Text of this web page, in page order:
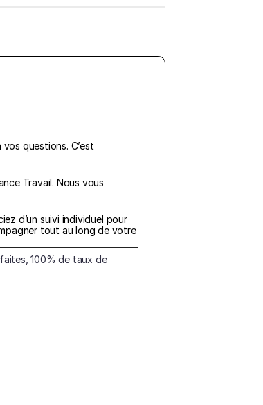
questions. C’est
Travail. Nous vous
d’un suivi individuel pour
tout au long de votre
100% de taux de